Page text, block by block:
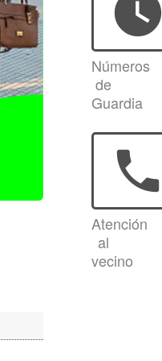
watch_later
Números
de
Guardia
phone
Atención
al
vecino